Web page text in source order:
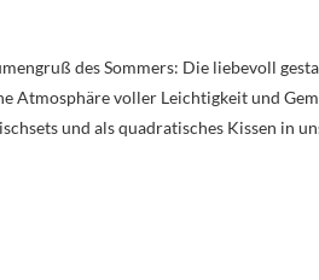
des Sommers: Die liebevoll
Atmosphäre voller Leichtigkeit und
und als quadratisches Kissen in